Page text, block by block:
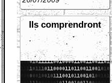
Ils comprendront